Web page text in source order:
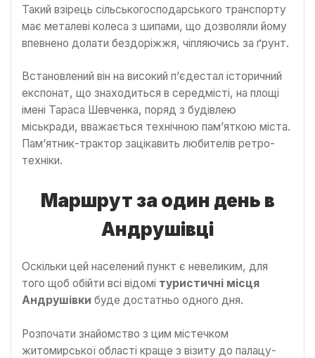
Такий взірець сільськогосподарського транспорту
має металеві колеса з шипами, що дозволяли йому
впевнено долати бездоріжжя, чіпляючись за ґрунт.
Встановлений він на високий п’єдестал історичний
експонат, що знаходиться в середмісті, на площі
імені Тараса Шевченка, поряд з будівлею
міськради, вважається технічною пам’яткою міста.
Пам’ятник-трактор зацікавить любителів ретро-
техніки.
Маршрут за один день в
Андрушівці
Оскільки цей населений пункт є невеликим, для
того щоб обійти всі відомі туристичні місця
Андрушівки буде достатньо одного дня.
Розпочати знайомство з цим містечком
житомирської області краще з візиту до палацу-